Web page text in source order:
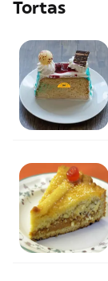
Tortas